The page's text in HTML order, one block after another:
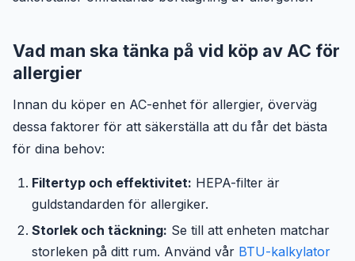
Vad man ska tänka på vid köp av AC för
allergier
Innan du köper en AC-enhet för allergier, överväg
dessa faktorer för att säkerställa att du får det bästa
för dina behov:
Filtertyp och effektivitet: HEPA-filter är
guldstandarden för allergiker.
Storlek och täckning: Se till att enheten matchar
storleken på ditt rum. Använd vår BTU-kalkylator